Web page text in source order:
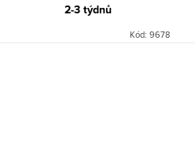
2-3 týdnů
Kód: 9678